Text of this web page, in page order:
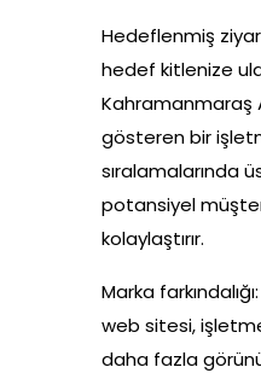
Hedeflenmiş
hedef kitlenize
Kahramanmaraş
gösteren bir
sıralamalarında
potansiyel
kolaylaştırır.
Marka
web sitesi,
daha fazla